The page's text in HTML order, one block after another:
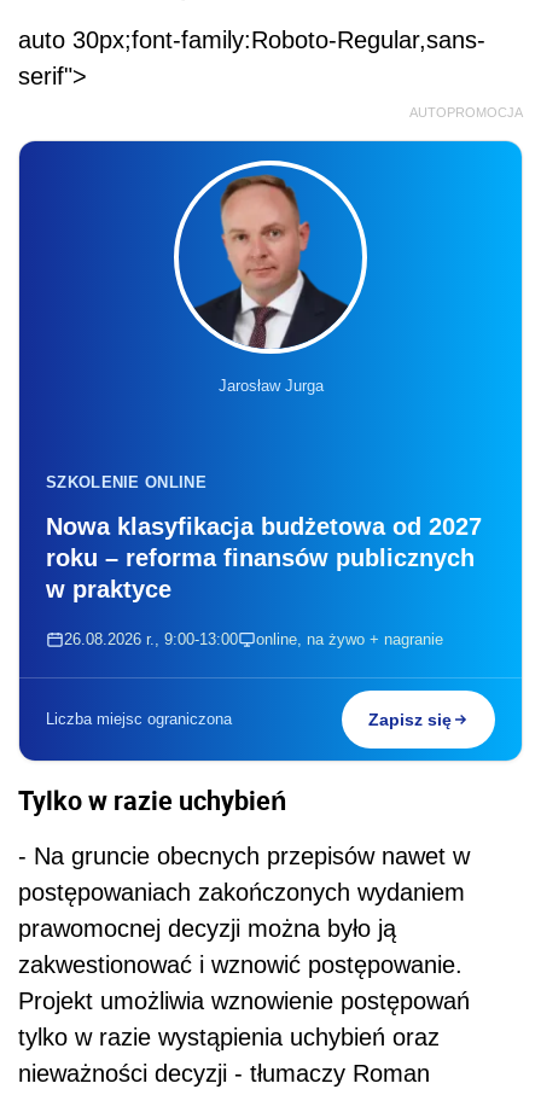
auto 30px;font-family:Roboto-Regular,sans-
serif">
AUTOPROMOCJA
Jarosław Jurga
SZKOLENIE ONLINE
Nowa klasyfikacja budżetowa od 2027
roku – reforma finansów publicznych
w praktyce
26.08.2026 r., 9:00-13:00 online, na żywo + nagranie
Liczba miejsc ograniczona Zapisz się
Tylko w razie uchybień
- Na gruncie obecnych przepisów nawet w
postępowaniach zakończonych wydaniem
prawomocnej decyzji można było ją
zakwestionować i wznowić postępowanie.
Projekt umożliwia wznowienie postępowań
tylko w razie wystąpienia uchybień oraz
nieważności decyzji - tłumaczy Roman